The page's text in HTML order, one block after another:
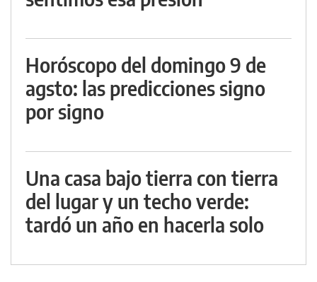
Horóscopo del domingo 9 de
agsto: las predicciones signo
por signo
Una casa bajo tierra con tierra
del lugar y un techo verde:
tardó un año en hacerla solo